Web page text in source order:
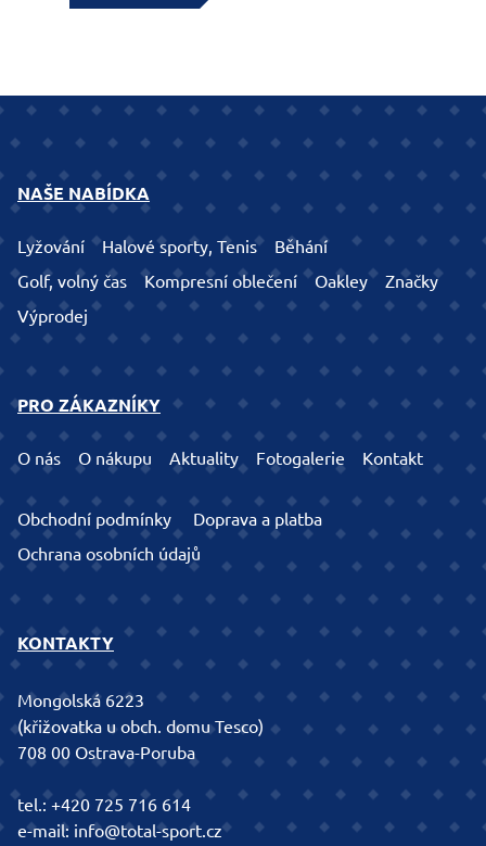
NAŠE NABÍDKA
Lyžování Halové sporty, Tenis
Běhání
Golf, volný čas
Kompresní oblečení Oakley
Značky
Výprodej
PRO ZÁKAZNÍKY
O nás O nákupu Aktuality Fotogalerie Kontakt
Obchodní podmínky
Doprava a platba
Ochrana osobních údajů
KONTAKTY
Mongolská 6223
(křižovatka u obch. domu Tesco)
708 00 Ostrava-Poruba
tel.:+420 725 716 614
e-mail: info@total-sport.cz